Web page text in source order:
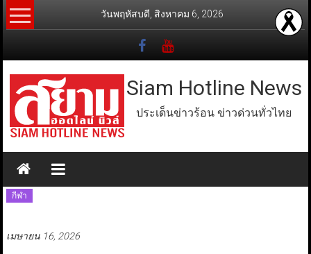
Skip
to
วันพฤหัสบดี, สิงหาคม 6, 2026
Siam Hotline News
ประเด็นข่าวร้อน ข่าวด่วนทั่วไทย
กีฬา
เมษายน 16, 2026